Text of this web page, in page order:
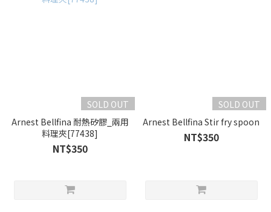
SOLD OUT
Arnest Bellfina 耐熱矽膠_兩用
料理夾[77438]
NT$350
SOLD OUT
Arnest Bellfina Stir fry spoon
NT$350